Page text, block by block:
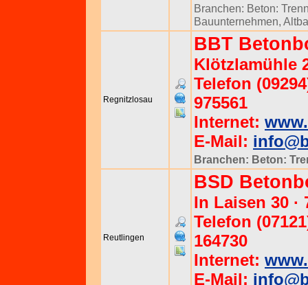
Branchen: Beton:
Bauunternehmen,
Regnitzlosau
BBT
Klötzlamühle
Telefon
975561
Internet:
E-Mail:
Branchen: Beton:
Reutlingen
BSD
In Laisen 30 ·
Telefon
164730
Internet:
E-Mail: